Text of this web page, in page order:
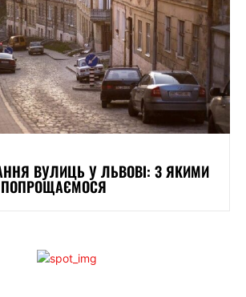
ВУЛИЦЬ У ЛЬВОВІ: З ЯКИМИ